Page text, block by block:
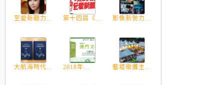
至愛新聽力... 第十四屆《... 影像新勢力...
大航海時代... 2018年... 藝墟徵攤主...